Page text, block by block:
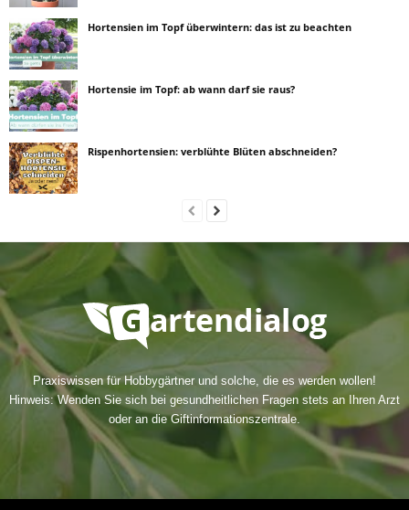
Hortensien im Topf überwintern: das ist zu beachten
Hortensie im Topf: ab wann darf sie raus?
Rispenhortensien: verblühte Blüten abschneiden?
Praxiswissen für Hobbygärtner und solche, die es werden wollen!
Hinweis: Wenden Sie sich bei gesundheitlichen Fragen stets an Ihren Arzt
oder an die Giftinformationszentrale.